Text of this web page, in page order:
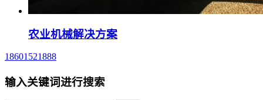
农业机械解决方案
18601521888
输入关键词进行搜索